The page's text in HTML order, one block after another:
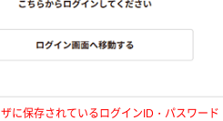
に保存されているログインID・パスワー